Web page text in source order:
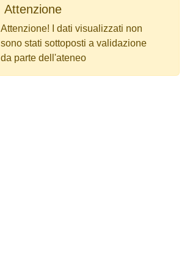
Attenzione
Attenzione! I dati visualizzati non
sono stati sottoposti a validazione
da parte dell'ateneo